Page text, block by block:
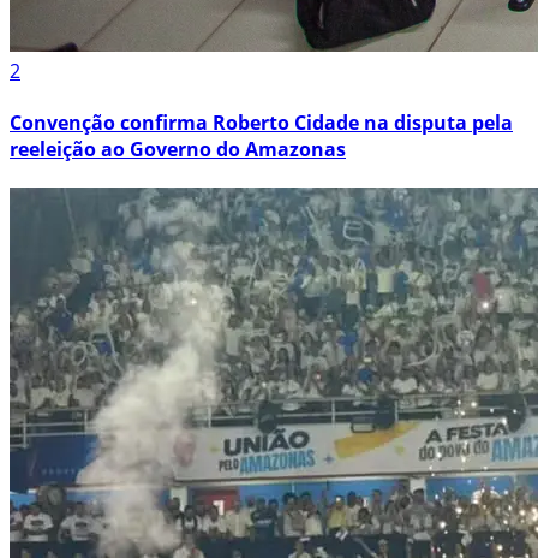
2
Convenção confirma Roberto Cidade na disputa pela
reeleição ao Governo do Amazonas